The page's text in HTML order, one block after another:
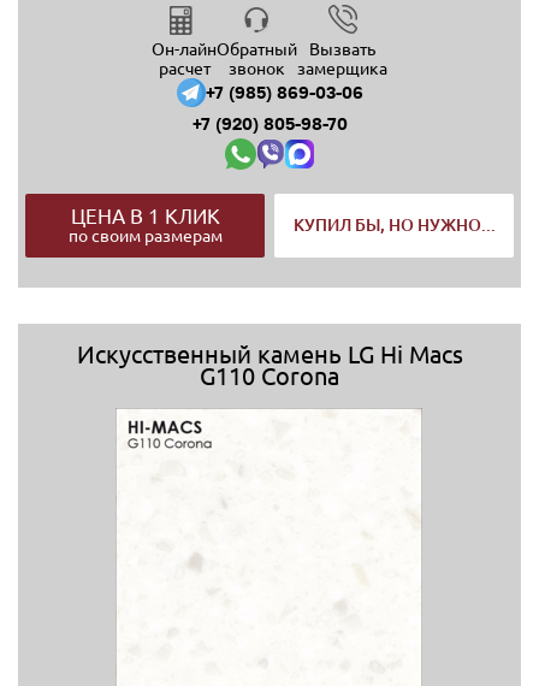
Он-лайн
расчет
Обратный
звонок
Вызвать
замерщика
+7 (985) 869-03-06
+7 (920) 805-98-70
ЦЕНА В 1 КЛИК
по своим размерам
КУПИЛ БЫ, НО НУЖНО...
Искусственный камень LG Hi Macs
G110 Corona